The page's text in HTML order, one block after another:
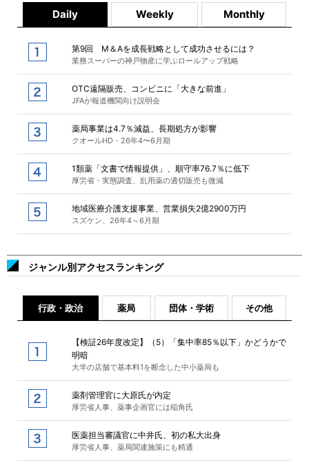
Daily Weekly Monthly
第9回 M＆Aを成長戦略として成功させるには？
業務スーパーの神戸物産に学ぶロールアップ戦略
OTC遠隔販売、コンビニに「大きな前進」
JFAが報道機関向け説明会
薬局事業は4.7％減益、長期処方が影響
クオールHD・26年4〜6月期
1類薬「文書で情報提供」、順守率76.7％に低下
厚労省・実態調査、乱用薬の適切販売も微減
地域医療介護支援事業、営業損失2億2900万円
スズケン、26年4～6月期
ジャンル別アクセスランキング
行政・政治 薬局 団体・学術 その他
【検証26年度改定】（5）「集中率85％以下」かどうかで
明暗
大半の店舗で基本料1を断念した中小薬局も
薬剤管理官に大原氏が内定
厚労省人事、薬事企画官には稲角氏
医薬担当審議官に中井氏、初の私大出身
厚労省人事、薬局関連施策にも精通